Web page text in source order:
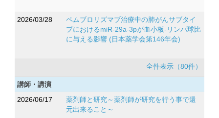
2026/03/28
ペムブロリズマブ治療中の肺がんサブタイ
プにおけるmiR-29a-3pが血小板-リンパ球比
に与える影響 (日本薬学会第146年会)
全件表示（80件）
講師・講演
2026/06/17
薬剤師と研究～薬剤師が研究を行う事で還
元出来ること～